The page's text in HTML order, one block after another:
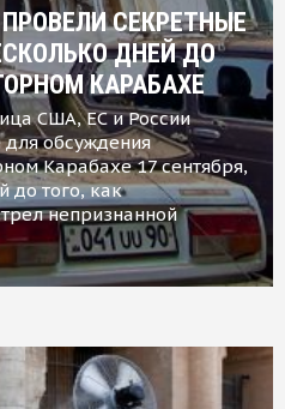
СЕКРЕТНЫЕ
ДНЕЙ ДО
КАРАБАХЕ
США, ЕС и России
для обсуждения
Карабахе 17 сентября,
до того, как
непризнанной